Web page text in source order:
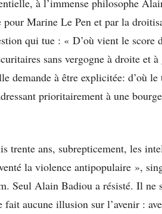
pour Marine Le Pen et par la
qui tue : « D’où vient le score
sans vergogne à droite et
demande à être explicitée: d’où
prioritairement à une
trente ans, subrepticement, les
la violence antipopulaire »,
Seul Alain Badiou a résisté. Il ne
fait aucune illusion sur l’avenir :